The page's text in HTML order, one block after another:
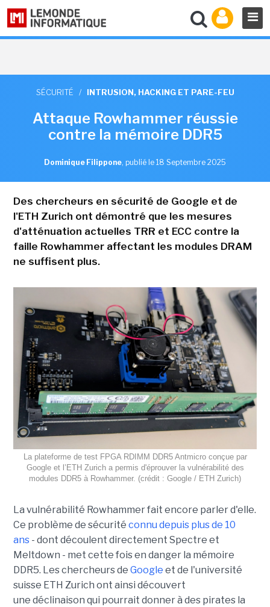
SÉCURITÉ / INTRUSION, HACKING ET PARE-FEU
Attaque Rowhammer réussie
contre la mémoire DDR5
Dominique Filippone, publié le 18 Septembre 2025
Des chercheurs en sécurité de Google et de
l'ETH Zurich ont démontré que les mesures
d'atténuation actuelles TRR et ECC contre la
faille Rowhammer affectant les modules DRAM
ne suffisent plus.
La plateforme de test FPGA RDIMM DDR5 Antmicro conçue par
Google et l’ETH Zurich a permis d'éprouver la vulnérabilité des
modules DDR5 à Rowhammer. (crédit : Google / ETH Zurich)
La vulnérabilité Rowhammer fait encore parler d'elle.
Ce problème de sécurité connu depuis plus de 10
ans- dont découlent directement Spectre et
Meltdown - met cette fois en danger la mémoire
DDR5. Les chercheurs de Google et de l'université
suisse ETH Zurich ont ainsi découvert
une déclinaison qui pourrait donner à des pirates la